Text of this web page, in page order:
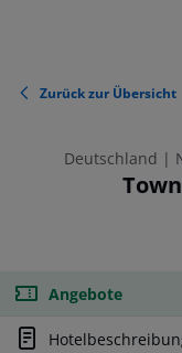
Zurück zur Übersicht
Deutschland |
Angebote